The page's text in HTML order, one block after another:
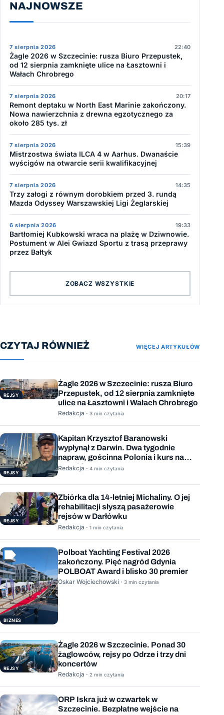
NAJNOWSZE
7 sierpnia 2026 22:40
Żagle 2026 w Szczecinie: rusza Biuro Przepustek,
od 12 sierpnia zamknięte ulice na Łasztowni i
Wałach Chrobrego
7 sierpnia 2026 20:17
Remont deptaku w North East Marinie zakończony.
Nowa nawierzchnia z drewna egzotycznego za
około 285 tys. zł
7 sierpnia 2026 15:39
Mistrzostwa świata ILCA 4 w Aarhus. Dwanaście
wyścigów na otwarcie serii kwalifikacyjnej
7 sierpnia 2026 14:35
Trzy załogi z równym dorobkiem przed 3. rundą
Mazda Odyssey Warszawskiej Ligi Żeglarskiej
6 sierpnia 2026 19:33
Bartłomiej Kubkowski wraca na plażę w Dziwnowie.
Postument w Alei Gwiazd Sportu z trasą przeprawy
przez Bałtyk
ZOBACZ WSZYSTKIE
CZYTAJ RÓWNIEŻ WIĘCEJ ARTYKUŁÓW
REJSY
Żagle 2026 w Szczecinie: rusza Biuro
Przepustek, od 12 sierpnia zamknięte
ulice na Łasztowni i Wałach Chrobrego
Redakcja · 3 min czytania
REJSY
Kapitan Krzysztof Baranowski
wypłynął z Darwin. Dwa tygodnie
napraw, gościnna Polonia i kurs na
Mauritius
Redakcja · 4 min czytania
REJSY
Zbiórka dla 14-letniej Michaliny. O jej
rehabilitacji słyszą pasażerowie
rejsów w Darłówku
Redakcja · 1 min czytania
BIZNES
Polboat Yachting Festival 2026
zakończony. Pięć nagród Gdynia
POLBOAT Award i blisko 30 premier
Oskar Wojciechowski · 3 min czytania
REJSY
Żagle 2026 w Szczecinie. Ponad 30
żaglowców, rejsy po Odrze i trzy dni
koncertów
Redakcja · 2 min czytania
ORP Iskra już w czwartek w
Szczecinie. Bezpłatne wejście na